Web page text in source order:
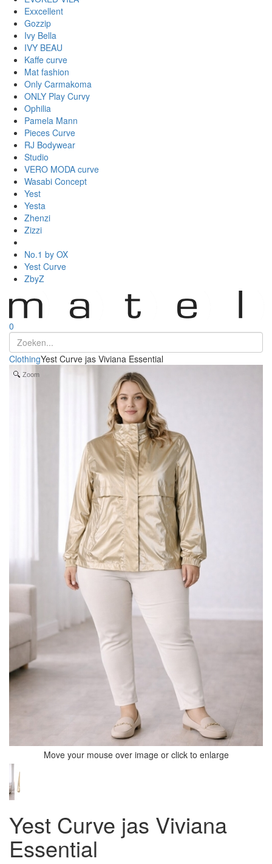
Exxcellent
Gozzip
Ivy Bella
IVY BEAU
Kaffe curve
Mat fashion
Only Carmakoma
ONLY Play Curvy
Ophilia
Pamela Mann
Pieces Curve
RJ Bodywear
Studio
VERO MODA curve
Wasabi Concept
Yest
Yesta
Zhenzi
Zizzi
No.1 by OX
Yest Curve
ZbyZ
0
ClothingYest Curve jas Viviana Essential
Zoom
Move your mouse over image or click to enlarge
Yest Curve jas Viviana
Essential